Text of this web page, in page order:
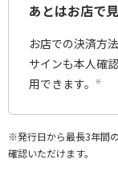
あとはお店で
お店での決済方
サインも本人確
用できます。
※
※発行日から最長3年間
確認いただけます。